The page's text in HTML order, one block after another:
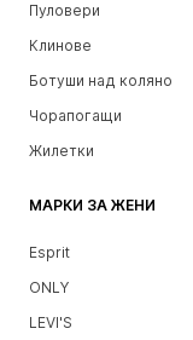
Пуловери
Клинове
Ботуши над коляно
Чорапогащи
Жилетки
МАРКИ ЗА ЖЕНИ
Esprit
ONLY
LEVI'S